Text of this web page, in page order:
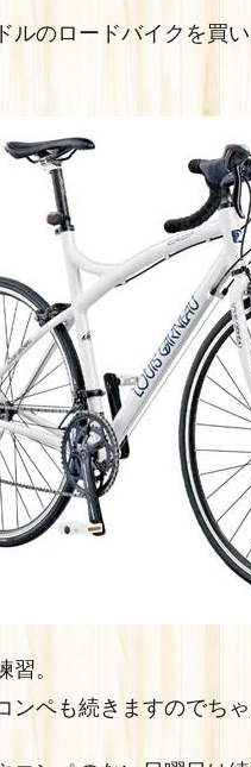
ルのロードバイクを買い
。
ンペも続きますのでち